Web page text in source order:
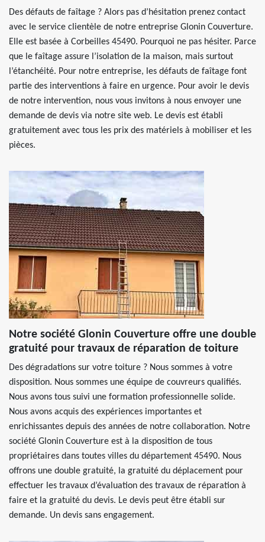
Des défauts de faîtage ? Alors pas d’hésitation prenez contact
avec le service clientèle de notre entreprise Glonin Couverture.
Elle est basée à Corbeilles 45490. Pourquoi ne pas hésiter. Parce
que le faîtage assure l’isolation de la maison, mais surtout
l’étanchéité. Pour notre entreprise, les défauts de faîtage font
partie des interventions à faire en urgence. Pour avoir le devis
de notre intervention, nous vous invitons à nous envoyer une
demande de devis via notre site web. Le devis est établi
gratuitement avec tous les prix des matériels à mobiliser et les
pièces.
Notre société Glonin Couverture offre une double
gratuité pour travaux de réparation de toiture
Des dégradations sur votre toiture ? Nous sommes à votre
disposition. Nous sommes une équipe de couvreurs qualifiés.
Nous avons tous suivi une formation professionnelle solide.
Nous avons acquis des expériences importantes et
enrichissantes depuis des années de notre collaboration. Notre
société Glonin Couverture est à la disposition de tous
propriétaires dans toutes villes du département 45490. Nous
offrons une double gratuité, la gratuité du déplacement pour
effectuer les travaux d’évaluation des travaux de réparation à
faire et la gratuité du devis. Le devis peut être établi sur
demande. Un devis sans engagement.